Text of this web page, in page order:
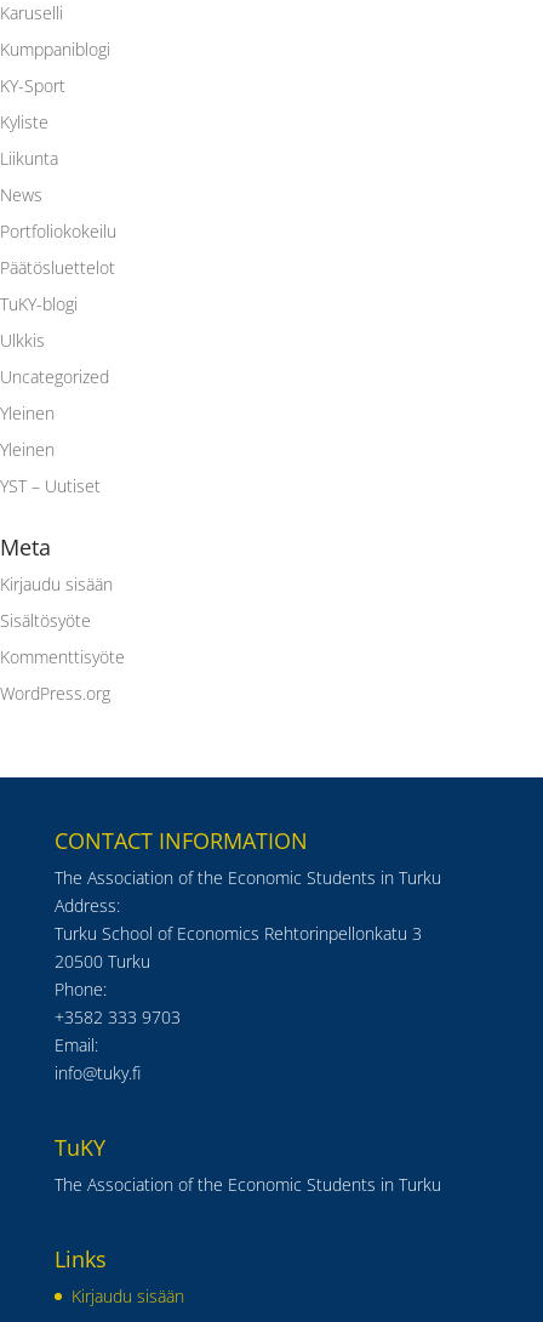
Karuselli
Kumppaniblogi
KY-Sport
Kyliste
Liikunta
News
Portfoliokokeilu
Päätösluettelot
TuKY-blogi
Ulkkis
Uncategorized
Yleinen
Yleinen
YST – Uutiset
Meta
Kirjaudu sisään
Sisältösyöte
Kommenttisyöte
WordPress.org
CONTACT INFORMATION
The Association of the Economic Students in Turku
Address:
Turku School of Economics Rehtorinpellonkatu 3
20500 Turku
Phone:
+3582 333 9703
Email:
info@tuky.fi
TuKY
The Association of the Economic Students in Turku
Links
Kirjaudu sisään